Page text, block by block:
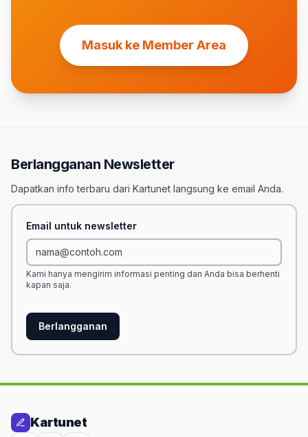
Masuk ke Member Area
Berlangganan Newsletter
Dapatkan info terbaru dari Kartunet langsung ke email Anda.
Email untuk newsletter
Kami hanya mengirim informasi penting dan Anda bisa berhenti
kapan saja.
Berlangganan
Kartunet